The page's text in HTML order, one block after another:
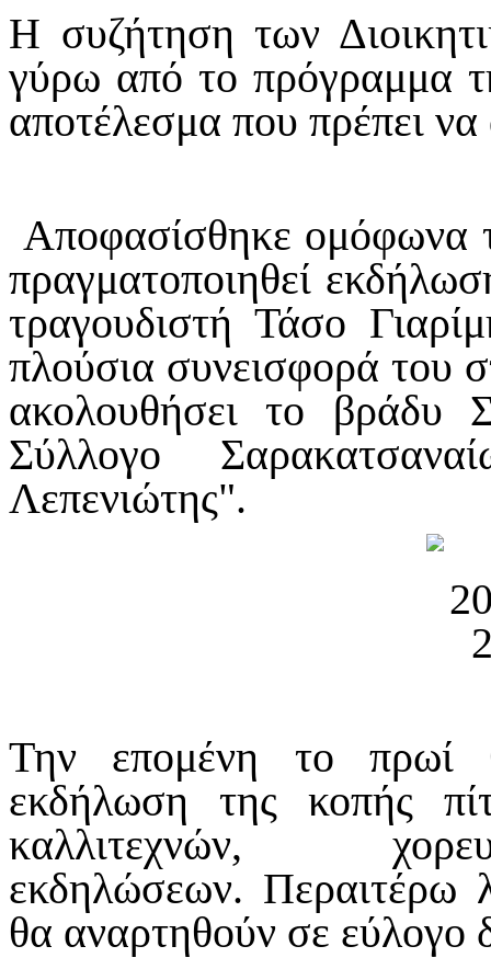
Η συζήτηση των
γύρω από το πρόγραμμα
αποτέλεσμα που πρέπει να
Αποφασίσθηκε ομόφωνα
πραγματοποιηθεί
τραγουδιστή Τάσο
πλούσια συνεισφορά του
ακολουθήσει το βράδυ
Σύλλογο
Λεπενιώτης".
Την επομένη το πρωί
εκδήλωση της κοπής
καλλιτεχνών,
εκδηλώσεων. Περαιτέρω
θα αναρτηθούν σε εύλογο